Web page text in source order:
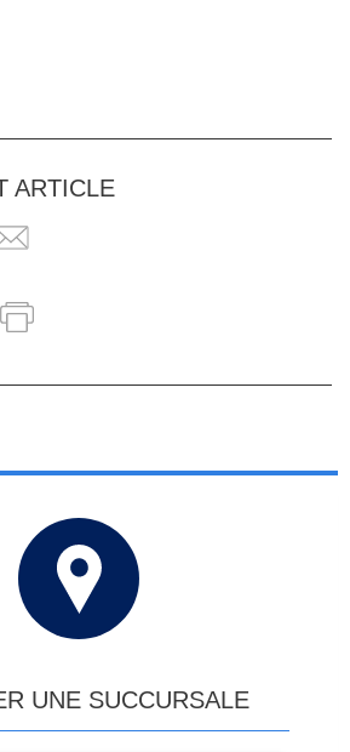
ARTICLE
UNE SUCCURSALE